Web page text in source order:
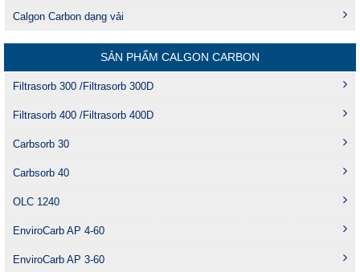
Calgon Carbon dạng vải
SẢN PHẨM CALGON CARBON
Filtrasorb 300 /Filtrasorb 300D
Filtrasorb 400 /Filtrasorb 400D
Carbsorb 30
Carbsorb 40
OLC 1240
EnviroCarb AP 4-60
EnviroCarb AP 3-60